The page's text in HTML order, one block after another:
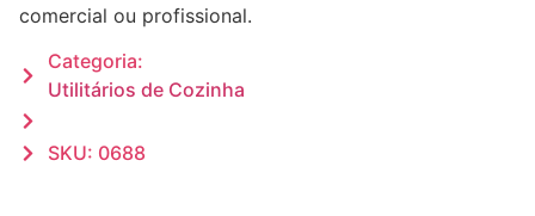
comercial ou profissional.
Categoria:
Utilitários de Cozinha
SKU: 0688